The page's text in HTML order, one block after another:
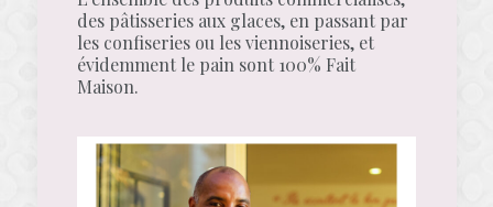
des pâtisseries aux glaces, en passant par
les confiseries ou les viennoiseries, et
évidemment le pain sont 100% Fait
Maison.